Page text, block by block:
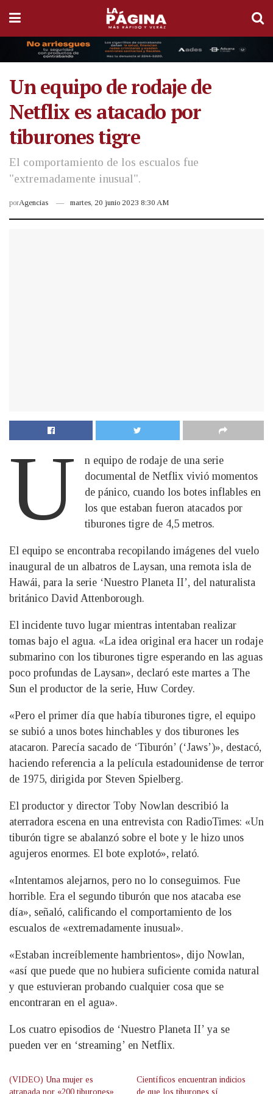
Un equipo de rodaje de
Netflix es atacado por
tiburones tigre
El comportamiento de los escualos fue
"extremadamente inusual".
porAgencias martes, 20 junio 2023 8:30 AM
U
n equipo de rodaje de una serie
documental de Netflix vivió momentos
de pánico, cuando los botes inflables en
los que estaban fueron atacados por
tiburones tigre de 4,5 metros.
El equipo se encontraba recopilando imágenes del vuelo
inaugural de un albatros de Laysan, una remota isla de
Hawái, para la serie ‘Nuestro Planeta II’, del naturalista
británico David Attenborough.
El incidente tuvo lugar mientras intentaban realizar
tomas bajo el agua. «La idea original era hacer un rodaje
submarino con los tiburones tigre esperando en las aguas
poco profundas de Laysan», declaró este martes a The
Sun el productor de la serie, Huw Cordey.
«Pero el primer día que había tiburones tigre, el equipo
se subió a unos botes hinchables y dos tiburones les
atacaron. Parecía sacado de ‘Tiburón’ (‘Jaws’)», destacó,
haciendo referencia a la película estadounidense de terror
de 1975, dirigida por Steven Spielberg.
El productor y director Toby Nowlan describió la
aterradora escena en una entrevista con RadioTimes: «Un
tiburón tigre se abalanzó sobre el bote y le hizo unos
agujeros enormes. El bote explotó», relató.
«Intentamos alejarnos, pero no lo conseguimos. Fue
horrible. Era el segundo tiburón que nos atacaba ese
día», señaló, calificando el comportamiento de los
escualos de «extremadamente inusual».
«Estaban increíblemente hambrientos», dijo Nowlan,
«así que puede que no hubiera suficiente comida natural
y que estuvieran probando cualquier cosa que se
encontraran en el agua».
Los cuatro episodios de ‘Nuestro Planeta II’ ya se
pueden ver en ‘streaming’ en Netflix.
(VIDEO) Una mujer es
atrapada por «200 tiburones»
Científicos encuentran indicios
de que los tiburones sí